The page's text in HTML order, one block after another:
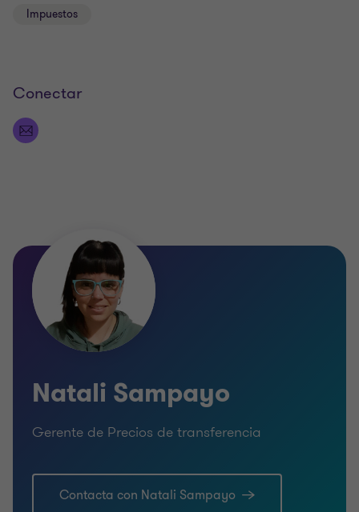
Impuestos
Conectar
Natali Sampayo
Gerente de Precios de transferencia
Contacta con Natali Sampayo